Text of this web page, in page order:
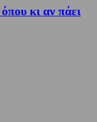
κι αν πάει